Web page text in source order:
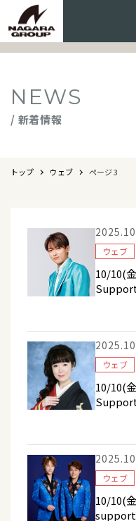
NEWS
/ 新着情報
トップ ウェブ ページ 3
ウェブ
10/10(
ウェブ
10/10(
ウェブ
10/10(